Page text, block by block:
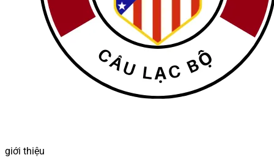
giới thiệu